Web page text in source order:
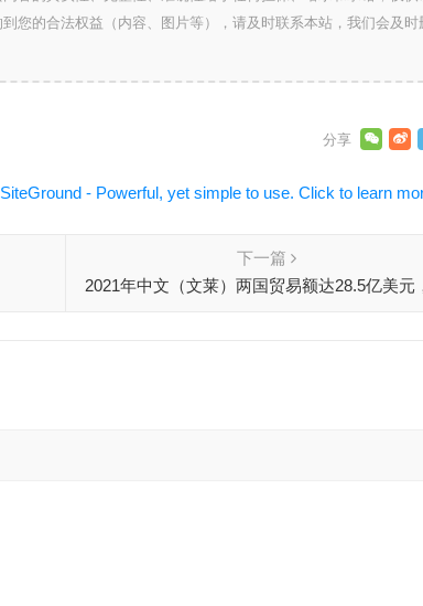
您的合法权益（内容、图片等），请及时联系本站，我们会及时
下一篇
2021年中文（文莱）两国贸易额达28.5亿美元